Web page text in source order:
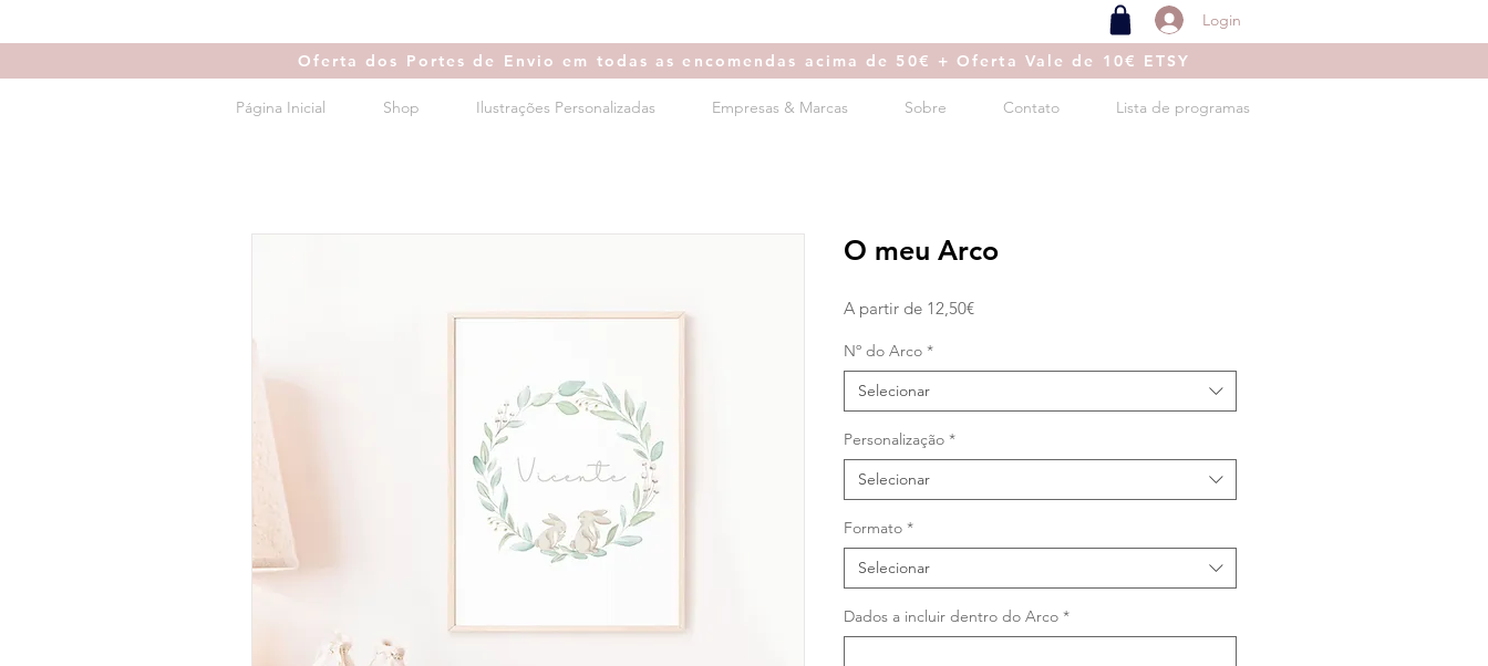
Login
Oferta dos Portes de Envio em todas as encomendas acima de 50€ + Oferta Vale de 10€ ETSY
O meu Arco
A partir de 12,50€Preço
Nº do Arco *
Selecionar
Personalização *
Selecionar
Formato *
Selecionar
Dados a incluir dentro do Arco *
Página Inicial Shop Ilustrações Personalizadas Empresas & Marcas Sobre Contato Lista de programas